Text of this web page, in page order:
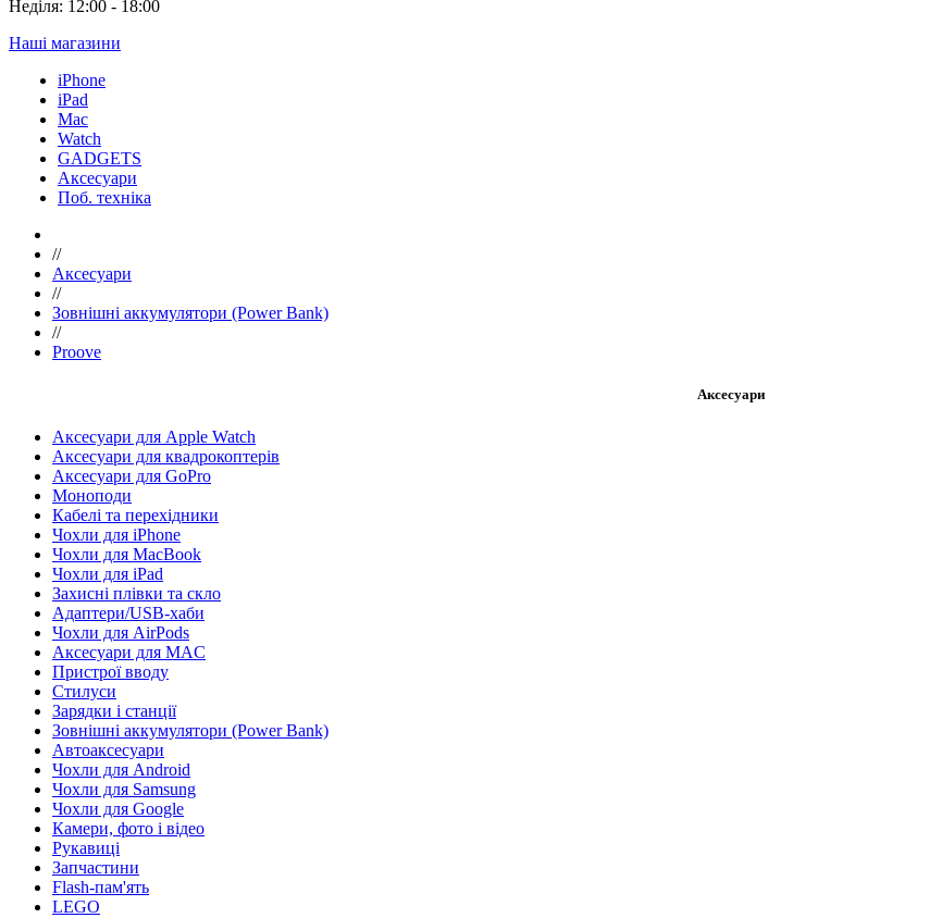
Неділя: 12:00 - 18:00
Наші магазини
iPhone
iPad
Mac
Watch
GADGETS
Аксесуари
Поб. техніка
//
Аксесуари
//
Зовнішні аккумулятори (Power Bank)
//
Proove
Аксесуари
Аксесуари для Apple Watch
Аксесуари для квадрокоптерів
Аксесуари для GoPro
Моноподи
Кабелі та перехідники
Чохли для iPhone
Чохли для MacBook
Чохли для iPad
Захисні плівки та скло
Адаптери/USB-хаби
Чохли для AirPods
Аксесуари для MAC
Пристрої вводу
Стилуси
Зарядки і станції
Зовнішні аккумулятори (Power Bank)
Автоаксесуари
Чохли для Android
Чохли для Samsung
Чохли для Google
Камери, фото і відео
Рукавиці
Запчастини
Flash-пам'ять
LEGO